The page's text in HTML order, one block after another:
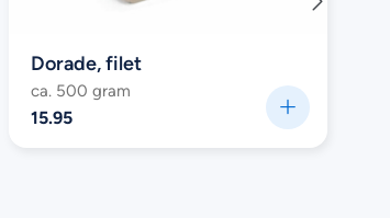
Dorade, filet
ca. 500 gram
15.95